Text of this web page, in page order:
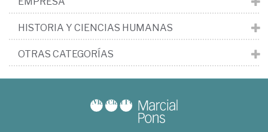
HISTORIA Y CIENCIAS HUMANAS
OTRAS CATEGORÍAS